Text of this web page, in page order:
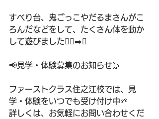
すべり台、鬼ごっこやだるまさんがこ
ろんだなどをして、たくさん体を動か
して遊びました🏃‍♂️‍➡️✨
📢見学・体験募集のお知らせ🙋
ファーストクラス住之江校では、見
学・体験をいつでも受け付け中🌱
詳しくは、お気軽にお問い合わせくだ